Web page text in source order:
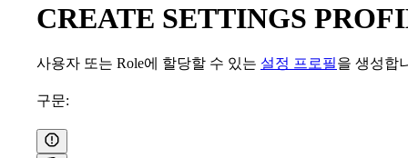
CREATE SETTINGS
사용자 또는 Role에 할당할 수 있는 설정 프로필을 생성합
구문: